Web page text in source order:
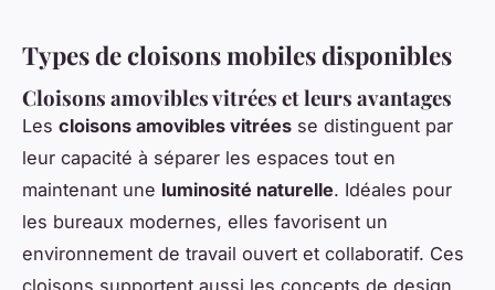
Types de cloisons mobiles disponibles
Cloisons amovibles vitrées et leurs avantages
Les cloisons amovibles vitrées se distinguent par
leur capacité à séparer les espaces tout en
maintenant une luminosité naturelle. Idéales pour
les bureaux modernes, elles favorisent un
environnement de travail ouvert et collaboratif. Ces
cloisons supportent aussi les concepts de design